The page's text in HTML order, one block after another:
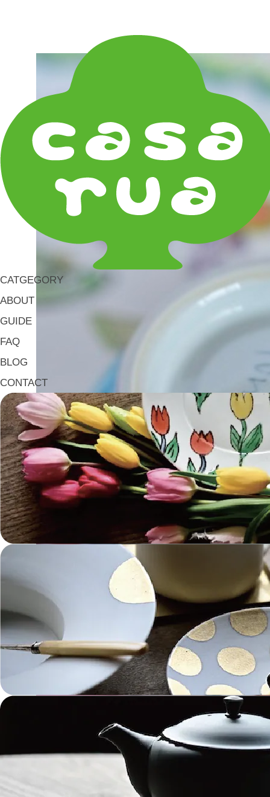
CATGEGORY
ABOUT
GUIDE
FAQ
BLOG
CONTACT